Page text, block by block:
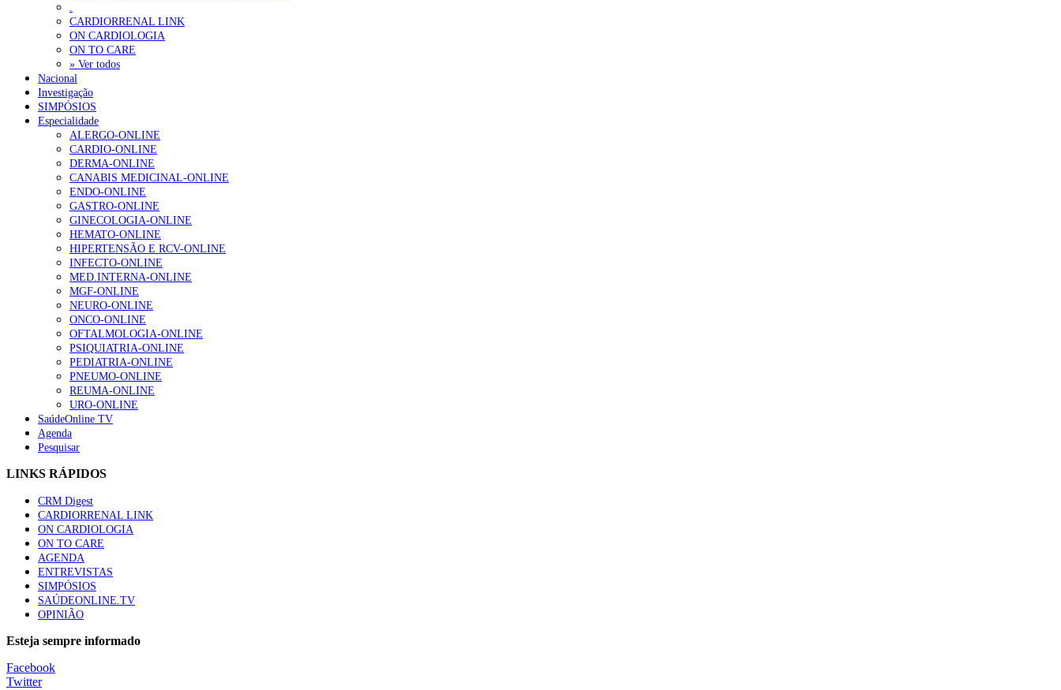
Alguns milhares de utentes podem ficar sem médico de família com nova regras do registo, alerta associação
167 visualizações
Quase quatro em cada dez doentes com enfarte apresentavam níveis elevados de Lp(a), revela estudo
84 visualizações
Trodelvy aprovado para primeira linha no cancro da mama triplo negativo metastático em doentes não elegíveis para inibidores PD-(L)1
58 visualizações
1.º Episódio do Podcast “Frequência Cardio – Sintoniza-te na Insuficiência Cardíaca” da Bayer
58 visualizações
Canábis medicinal e saúde mental
53 visualizações
.
CARDIORRENAL LINK
ON CARDIOLOGIA
ON TO CARE
» Ver todos
Nacional
Investigação
SIMPÓSIOS
Especialidade
ALERGO-ONLINE
CARDIO-ONLINE
DERMA-ONLINE
CANABIS MEDICINAL-ONLINE
ENDO-ONLINE
GASTRO-ONLINE
GINECOLOGIA-ONLINE
HEMATO-ONLINE
HIPERTENSÃO E RCV-ONLINE
INFECTO-ONLINE
MED.INTERNA-ONLINE
MGF-ONLINE
NEURO-ONLINE
ONCO-ONLINE
OFTALMOLOGIA-ONLINE
PSIQUIATRIA-ONLINE
PEDIATRIA-ONLINE
PNEUMO-ONLINE
REUMA-ONLINE
URO-ONLINE
SaúdeOnline TV
Agenda
Pesquisar
LINKS RÁPIDOS
CRM Digest
CARDIORRENAL LINK
ON CARDIOLOGIA
ON TO CARE
AGENDA
ENTREVISTAS
SIMPÓSIOS
SAÚDEONLINE.TV
OPINIÃO
Esteja sempre informado
Facebook
Twitter